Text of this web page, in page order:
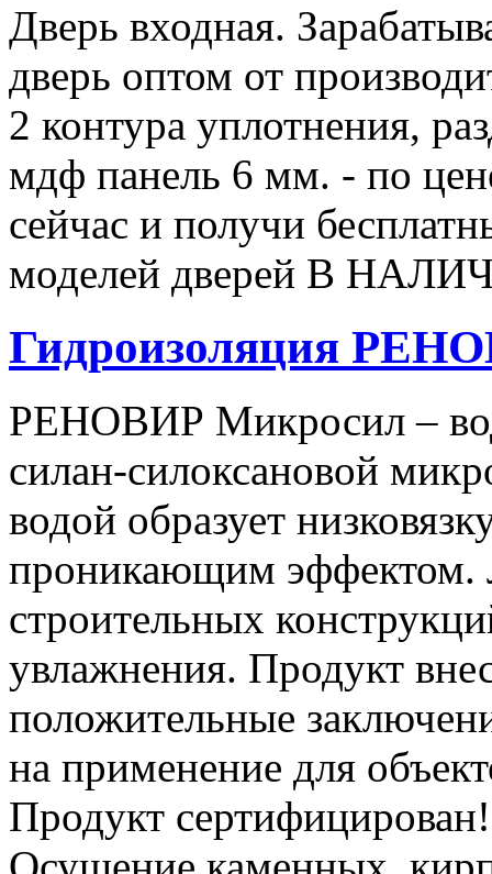
Дверь входная.
дверь оптом от
2 контура уплотнения,
мдф панель 6 мм. - по
сейчас и получи
моделей дверей В
Гидроизоляция
РЕНОВИР Микросил –
силан-силоксановой
водой образует
проникающим эффектом.
строительных
увлажнения. Продукт
положительные
на применение для
Продукт